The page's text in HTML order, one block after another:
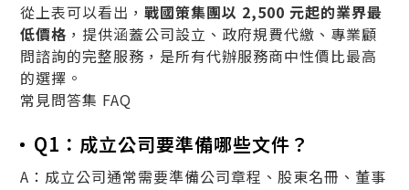
從上表可以看出，戰國策集團以 2,500 元起的業界最
低價格 ，提供涵蓋公司設立、政府規費代繳、專業顧
問諮詢的完整服務，是所有代辦服務商中性價比最高
的選擇。
常見問答集 FAQ
Q1：成立公司要準備哪些文件？
A：成立公司通常需要準備公司章程、股東名冊、董事